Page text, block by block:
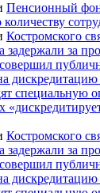
Пенсионный
Костромского
задержали за
специальную
Костромского
задержали за